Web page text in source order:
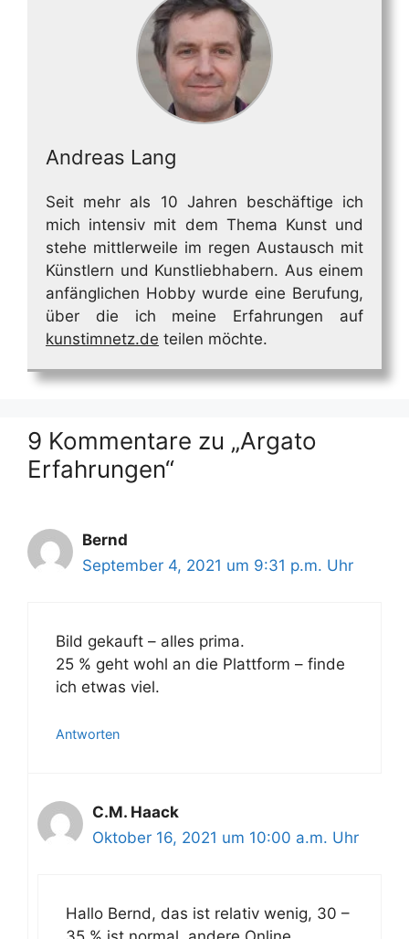
Andreas Lang
Seit mehr als 10 Jahren beschäftige ich
mich intensiv mit dem Thema Kunst und
stehe mittlerweile im regen Austausch mit
Künstlern und Kunstliebhabern. Aus einem
anfänglichen Hobby wurde eine Berufung,
über die ich meine Erfahrungen auf
kunstimnetz.de teilen möchte.
9 Kommentare zu „Argato
Erfahrungen“
Bernd
September 4, 2021 um 9:31 p.m. Uhr
Bild gekauft – alles prima.
25 % geht wohl an die Plattform – finde
ich etwas viel.
Antworten
C.M. Haack
Oktober 16, 2021 um 10:00 a.m. Uhr
Hallo Bernd, das ist relativ wenig, 30 –